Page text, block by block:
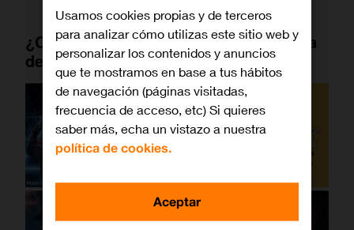
¿Cómo cambiar los fondos de pantalla
de los móviles?
Usamos cookies propias y de terceros
para analizar cómo utilizas este sitio web y
personalizar los contenidos y anuncios
que te mostramos en base a tus hábitos
de navegación (páginas visitadas,
frecuencia de acceso, etc) Si quieres
saber más, echa un vistazo a nuestra
política de cookies.
Aceptar